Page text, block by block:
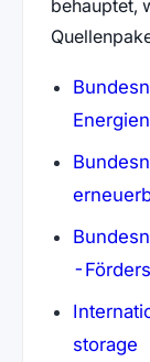
behauptet,
-
storage